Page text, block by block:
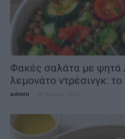
Φακές σαλάτα με ψητά
λεμονάτο ντρέσινγκ: το
admin